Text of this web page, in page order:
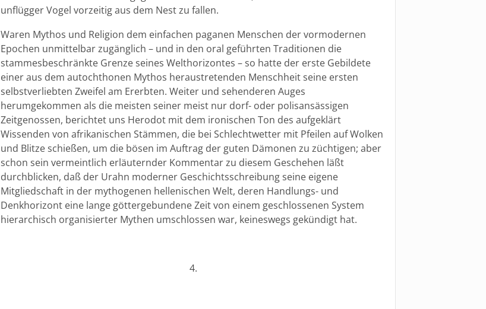
unflügger Vogel vorzeitig aus dem Nest zu fallen.
Waren Mythos und Religion dem einfachen paganen Menschen der vormodernen
Epochen unmittelbar zugänglich – und in den oral geführten Traditionen die
stammesbeschränkte Grenze seines Welthorizontes – so hatte der erste Gebildete
einer aus dem autochthonen Mythos heraustretenden Menschheit seine ersten
selbstverliebten Zweifel am Ererbten. Weiter und sehenderen Auges
herumgekommen als die meisten seiner meist nur dorf- oder polisansässigen
Zeitgenossen, berichtet uns Herodot mit dem ironischen Ton des aufgeklärt
Wissenden von afrikanischen Stämmen, die bei Schlechtwetter mit Pfeilen auf Wolken
und Blitze schießen, um die bösen im Auftrag der guten Dämonen zu züchtigen; aber
schon sein vermeintlich erläuternder Kommentar zu diesem Geschehen läßt
durchblicken, daß der Urahn moderner Geschichtsschreibung seine eigene
Mitgliedschaft in der mythogenen hellenischen Welt, deren Handlungs- und
Denkhorizont eine lange göttergebundene Zeit von einem geschlossenen System
hierarchisch organisierter Mythen umschlossen war, keineswegs gekündigt hat.
4.